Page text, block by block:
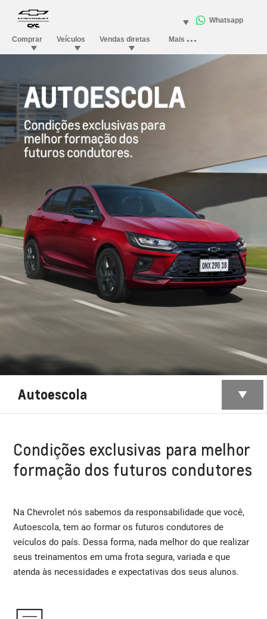
Autoescola
Condições exclusivas para melhor
formação dos futuros condutores
Na Chevrolet nós sabemos da responsabilidade que você,
Autoescola, tem ao formar os futuros condutores de
veículos do país. Dessa forma, nada melhor do que realizar
seus treinamentos em uma frota segura, variada e que
atenda às necessidades e expectativas dos seus alunos.